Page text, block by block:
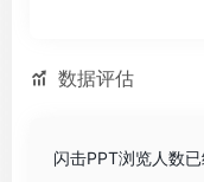
数据评估
闪击PPT浏览人数